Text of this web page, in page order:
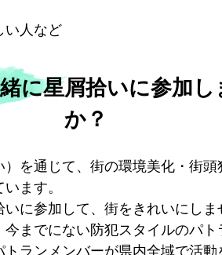
い人など
に星屑拾いに参加し
か？
）を通じて、街の環境美化・街頭
ます。
いに参加して、街をきれいにしま
までにない防犯スタイルのパト
トランメンバーが県内全域で活動